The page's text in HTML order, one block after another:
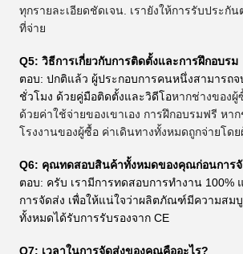
ทุกรายละเอียดชัดเจน. เรายังให้การรับประกั
ที่จ่าย
Q5: วิธีการเกี่ยวกับการติดตั้งและการฝึกอบรม
ตอบ: ปกติแล้ว ผู้ประกอบการคนหนึ่งสามารถจ
ชั่วโมง ด้วยคู่มือติดตั้งและวิดีโอหากช่างของผู้
ด้วยค่าใช้จ่ายของเขาเอง การฝึกอบรมฟรี หาก
โรงงานของผู้ซื้อ ค่าเดินทางทั้งหมดถูกจ่ายโด
Q6: คุณทดสอบสินค้าทั้งหมดของคุณก่อนการจั
ตอบ: ครับ เรามีการทดสอบการทํางาน 100%
การจัดส่ง เพื่อให้แน่ใจว่าผลิตภัณฑ์มีความส
ทั้งหมดได้รับการรับรองจาก CE
Q7: เวลาในการจัดส่งของคุณคืออะไร?